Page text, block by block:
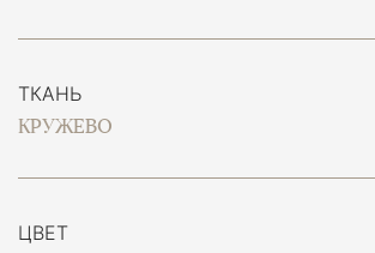
ТКАНЬ
КРУЖЕВО
ЦВЕТ